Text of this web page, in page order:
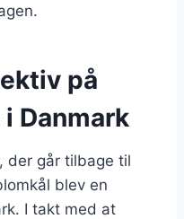
på
Danmark
der går tilbage til
blev en
I takt med at